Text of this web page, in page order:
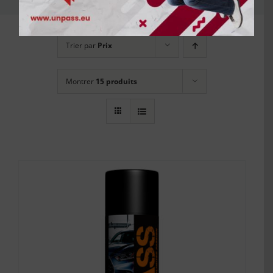
Trier par Prix
Montrer 15 produits